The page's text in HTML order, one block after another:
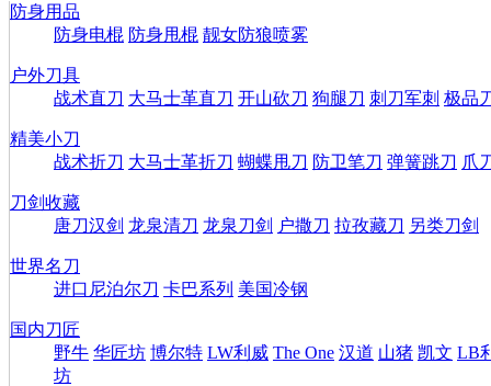
防身用品
防身电棍 防身甩棍 靓女防狼喷雾
户外刀具
战术直刀 大马士革直刀 开山砍刀 狗腿刀 刺刀军刺 极品
精美小刀
战术折刀 大马士革折刀 蝴蝶甩刀 防卫笔刀 弹簧跳刀 爪
刀剑收藏
唐刀汉剑 龙泉清刀 龙泉刀剑 户撒刀 拉孜藏刀 另类刀剑
世界名刀
进口尼泊尔刀 卡巴系列 美国冷钢
国内刀匠
野牛 华匠坊 博尔特 LW利威 The One 汉道 山猪 凯文 LB
坊